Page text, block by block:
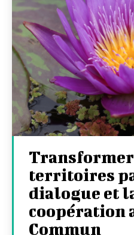
territoires
dialogue et
coopération
Commun